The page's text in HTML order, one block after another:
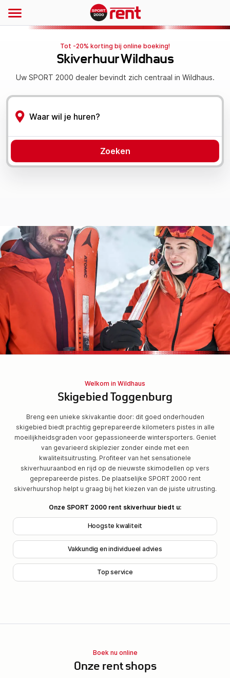
Tot -20% korting bij online boeking!
Skiverhuur Wildhaus
Uw SPORT 2000 dealer bevindt zich centraal in Wildhaus.
Welkom in Wildhaus
Skigebied Toggenburg
Breng een unieke skivakantie door: dit goed onderhouden
skigebied biedt prachtig geprepareerde kilometers pistes in alle
moeilijkheidsgraden voor gepassioneerde wintersporters. Geniet
van gevarieerd skiplezier zonder einde met een
kwaliteitsuitrusting. Profiteer van het sensationele
skiverhuuraanbod en rijd op de nieuwste skimodellen op vers
geprepareerde pistes. De plaatselijke SPORT 2000 rent
skiverhuurshop helpt u graag bij het kiezen van de juiste uitrusting.
Onze SPORT 2000 rent skiverhuur biedt u:
Hoogste kwaliteit
Vakkundig en individueel advies
Top service
Boek nu online
Onze rent shops